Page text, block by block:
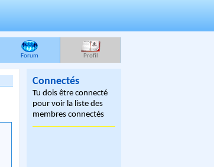
Forum Profil
Connectés
Tu dois être connecté
pour voir la liste des
membres connectés